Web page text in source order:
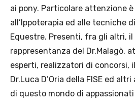
ai pony. Particolare attenzione
all’Ippoterapia ed alle tecniche
Equestre. Presenti, fra gli altri, il
rappresentanza del Dr.Malagò,
esperti, realizzatori di concorsi, il
Dr.Luca D’Oria della FISE ed
di questo mondo di